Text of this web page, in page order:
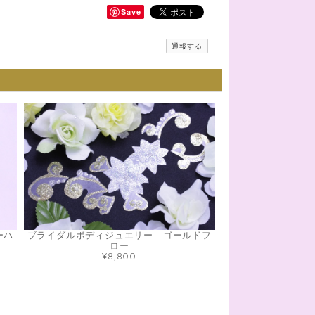
Save
通報する
ハ
ブライダルボディジュエリー ゴールドフ
ロー
¥8,800